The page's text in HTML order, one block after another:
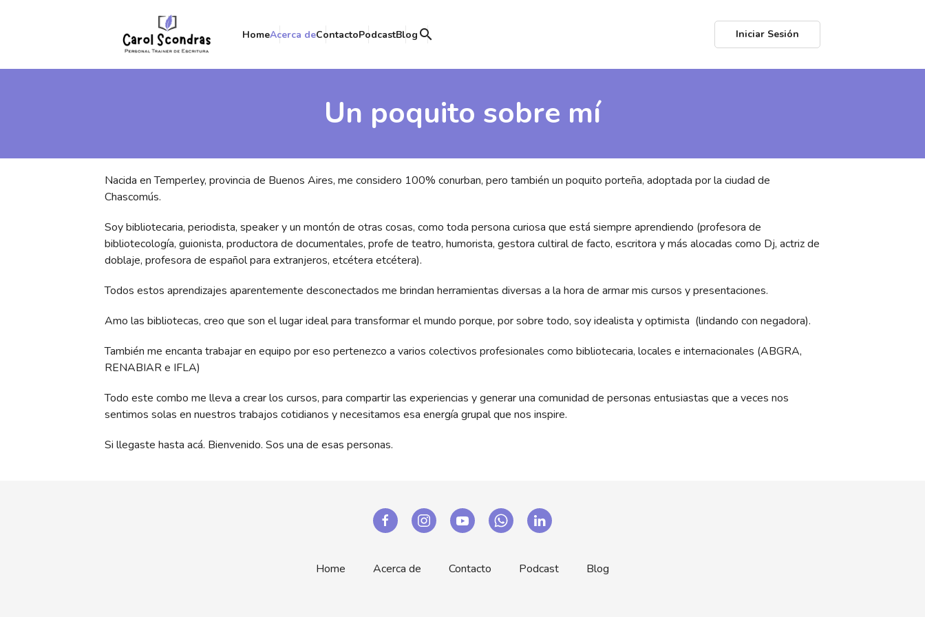
HomeAcerca deContactoPodcastBlog search Iniciar Sesión
Un poquito sobre mí
Nacida en Temperley, provincia de Buenos Aires, me considero 100% conurban, pero también un poquito porteña, adoptada por la ciudad de
Chascomús.
Soy bibliotecaria, periodista, speaker y un montón de otras cosas, como toda persona curiosa que está siempre aprendiendo (profesora de
bibliotecología, guionista, productora de documentales, profe de teatro, humorista, gestora cultiral de facto, escritora y más alocadas como Dj, actriz de
doblaje, profesora de español para extranjeros, etcétera etcétera).
Todos estos aprendizajes aparentemente desconectados me brindan herramientas diversas a la hora de armar mis cursos y presentaciones.
Amo las bibliotecas, creo que son el lugar ideal para transformar el mundo porque, por sobre todo, soy idealista y optimista (lindando con negadora).
También me encanta trabajar en equipo por eso pertenezco a varios colectivos profesionales como bibliotecaria, locales e internacionales (ABGRA,
RENABIAR e IFLA)
Todo este combo me lleva a crear los cursos, para compartir las experiencias y generar una comunidad de personas entusiastas que a veces nos
sentimos solas en nuestros trabajos cotidianos y necesitamos esa energía grupal que nos inspire.
Si llegaste hasta acá. Bienvenido. Sos una de esas personas.
Home Acerca de Contacto Podcast Blog